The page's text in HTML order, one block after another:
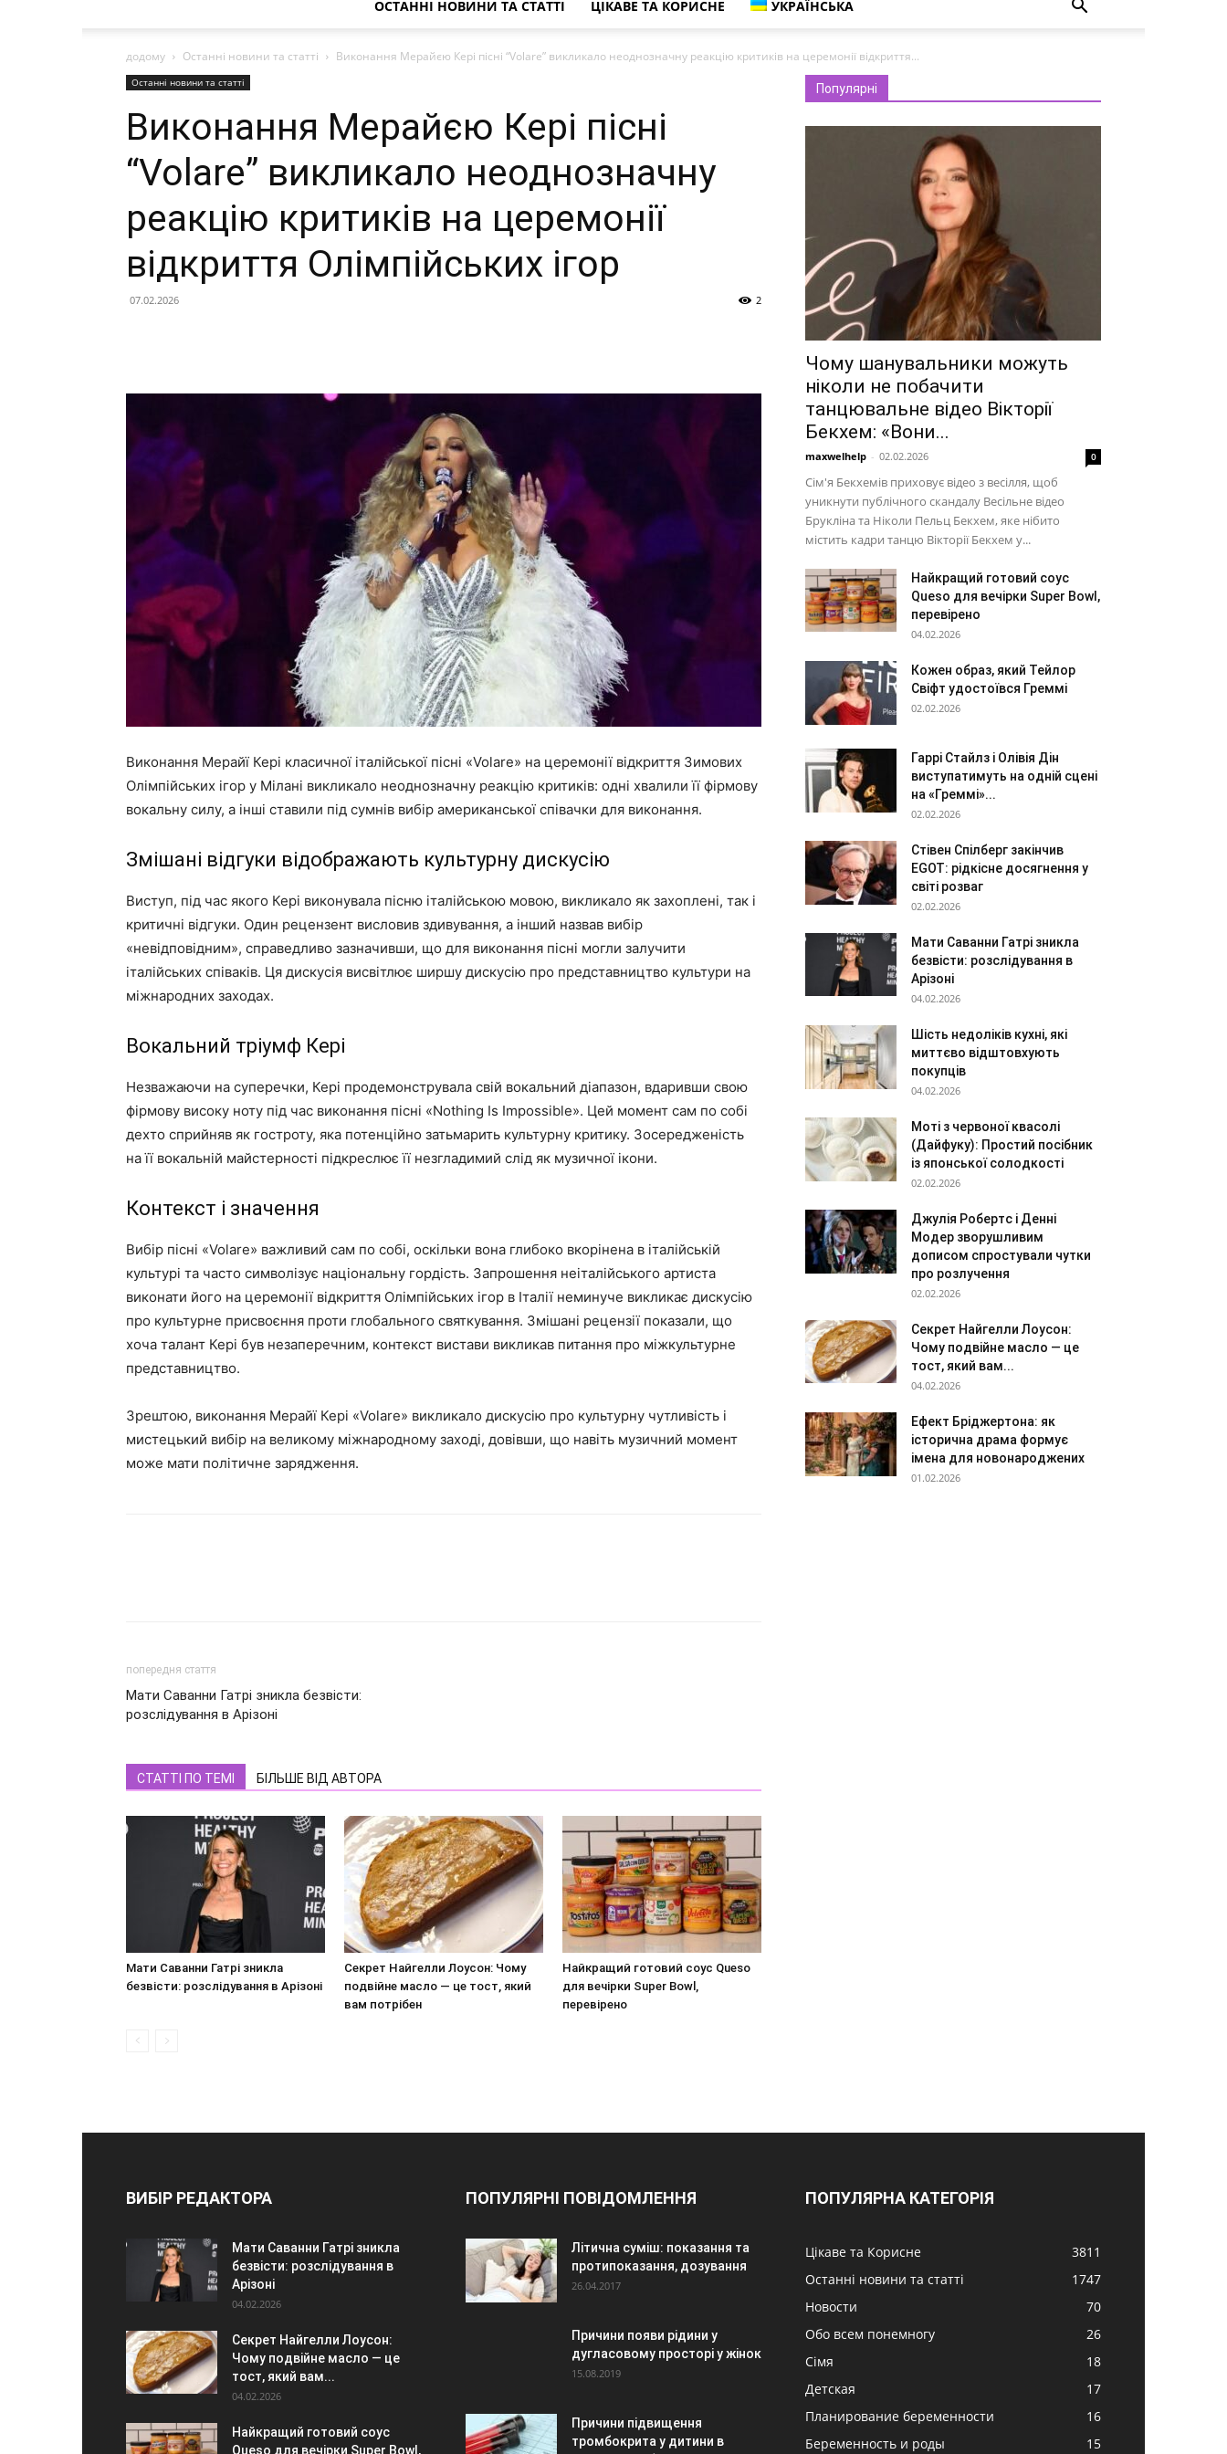
краса,
сімейне
ОСТАННІ НОВИНИ ТА СТАТТІ ЦІКАВЕ ТА КОРИСНЕ УКРАЇНСЬКА
додому Останні новини та статті Виконання Мерайєю Кері пісні “Volare” викликало неоднозначну реакцію критиків на церемонії відкриття...
Останні новини та статті
Виконання Мерайєю Кері пісні
“Volare” викликало неоднозначну
реакцію критиків на церемонії
відкриття Олімпійських ігор
07.02.2026 2
Виконання Мерайї Кері класичної італійської пісні «Volare» на церемонії відкриття Зимових
Олімпійських ігор у Мілані викликало неоднозначну реакцію критиків: одні хвалили її фірмову
вокальну силу, а інші ставили під сумнів вибір американської співачки для виконання.
Змішані відгуки відображають культурну дискусію
Виступ, під час якого Кері виконувала пісню італійською мовою, викликало як захоплені, так і
критичні відгуки. Один рецензент висловив здивування, а інший назвав вибір
«невідповідним», справедливо зазначивши, що для виконання пісні могли залучити
італійських співаків. Ця дискусія висвітлює ширшу дискусію про представництво культури на
міжнародних заходах.
Вокальний тріумф Кері
Незважаючи на суперечки, Кері продемонструвала свій вокальний діапазон, вдаривши свою
фірмову високу ноту під час виконання пісні «Nothing Is Impossible». Цей момент сам по собі
дехто сприйняв як гостроту, яка потенційно затьмарить культурну критику. Зосередженість
на її вокальній майстерності підкреслює її незгладимий слід як музичної ікони.
Контекст і значення
Вибір пісні «Volare» важливий сам по собі, оскільки вона глибоко вкорінена в італійській
культурі та часто символізує національну гордість. Запрошення неіталійського артиста
виконати його на церемонії відкриття Олімпійських ігор в Італії неминуче викликає дискусію
про культурне присвоєння проти глобального святкування. Змішані рецензії показали, що
хоча талант Кері був незаперечним, контекст вистави викликав питання про міжкультурне
представництво.
Зрештою, виконання Мерайї Кері «Volare» викликало дискусію про культурну чутливість і
мистецький вибір на великому міжнародному заході, довівши, що навіть музичний момент
може мати політичне зарядження.
попередня стаття
Мати Саванни Гатрі зникла безвісти:
розслідування в Арізоні
СТАТТІ ПО ТЕМІ БІЛЬШЕ ВІД АВТОРА
Мати Саванни Гатрі зникла
безвісти: розслідування в Арізоні
Секрет Найгелли Лоусон: Чому
подвійне масло — це тост, який
вам потрібен
Найкращий готовий соус Queso
для вечірки Super Bowl,
перевірено
Популярні
Чому шанувальники можуть
ніколи не побачити
танцювальне відео Вікторії
Бекхем: «Вони...
maxwelhelp - 02.02.2026 0
Сім'я Бекхемів приховує відео з весілля, щоб
уникнути публічного скандалу Весільне відео
Брукліна та Ніколи Пельц Бекхем, яке нібито
містить кадри танцю Вікторії Бекхем у...
Найкращий готовий соус
Queso для вечірки Super Bowl,
перевірено
04.02.2026
Кожен образ, який Тейлор
Свіфт удостоївся Греммі
02.02.2026
Гаррі Стайлз і Олівія Дін
виступатимуть на одній сцені
на «Греммі»...
02.02.2026
Стівен Спілберг закінчив
EGOT: рідкісне досягнення у
світі розваг
02.02.2026
Мати Саванни Гатрі зникла
безвісти: розслідування в
Арізоні
04.02.2026
Шість недоліків кухні, які
миттєво відштовхують
покупців
04.02.2026
Моті з червоної квасолі
(Дайфуку): Простий посібник
із японської солодкості
02.02.2026
Джулія Робертс і Денні
Модер зворушливим
дописом спростували чутки
про розлучення
02.02.2026
Секрет Найгелли Лоусон:
Чому подвійне масло — це
тост, який вам...
04.02.2026
Ефект Бріджертона: як
історична драма формує
імена для новонароджених
01.02.2026
ВИБІР РЕДАКТОРА
Мати Саванни Гатрі зникла
безвісти: розслідування в
Арізоні
04.02.2026
Секрет Найгелли Лоусон:
Чому подвійне масло — це
тост, який вам...
04.02.2026
Найкращий готовий соус
Queso для вечірки Super Bowl,
ПОПУЛЯРНІ ПОВІДОМЛЕННЯ
Літична суміш: показання та
протипоказання, дозування
26.04.2017
Причини появи рідини у
дугласовому просторі у жінок
15.08.2019
Причини підвищення
тромбокрита у дитини в
ПОПУЛЯРНА КАТЕГОРІЯ
Цікаве та Корисне
3811
Останні новини та статті
1747
Новости
70
Обо всем понемногу
26
Сімя
18
Детская
17
Планирование беременности
16
Беременность и роды
15